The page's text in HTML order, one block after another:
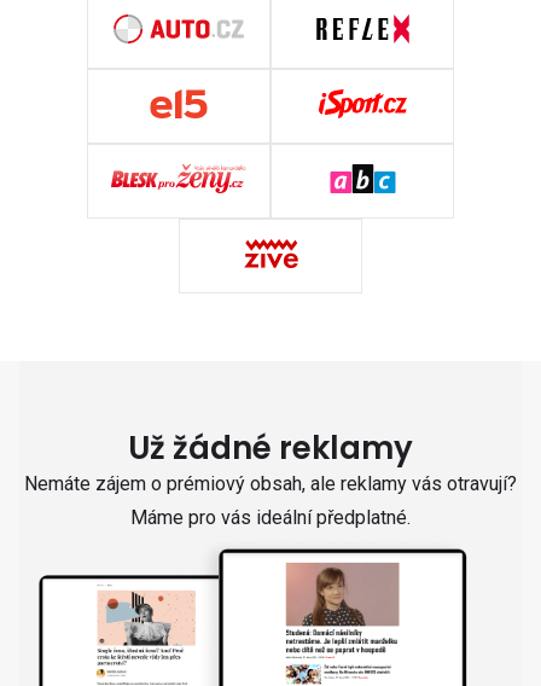
Už žádné reklamy
Nemáte zájem o prémiový obsah, ale reklamy vás otravují?
Máme pro vás ideální předplatné.